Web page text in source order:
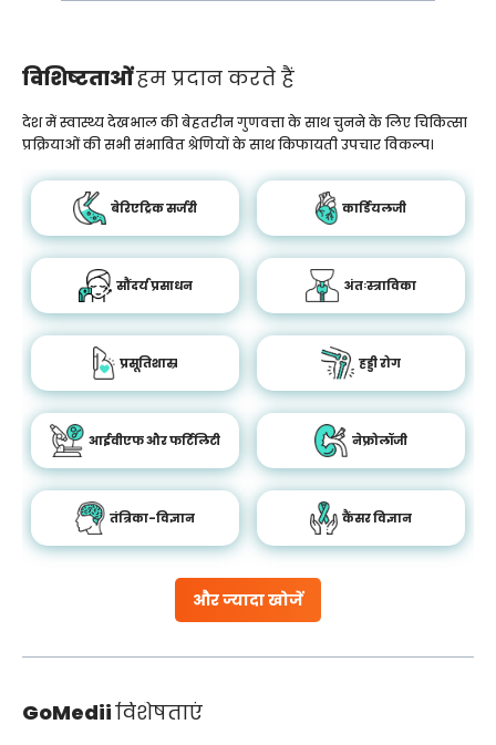
विशिष्टताओंहम प्रदान करते हैं
और ज्यादा खोजें
देश में स्वास्थ्य देखभाल की बेहतरीन गुणवत्ता के साथ चुनने के लिए चिकित्सा
प्रक्रियाओं की सभी संभावित श्रेणियों के साथ किफायती उपचार विकल्प।
बेरिएट्रिक सर्जरी कार्डियलजी
सौंदर्य प्रसाधन अंतःस्त्राविका
प्रसूतिशास्र हड्डी रोग
आईवीएफ और फर्टिलिटी नेफ्रोलॉजी
तंत्रिका-विज्ञान कैंसर विज्ञान
GoMediiविशेषताएं